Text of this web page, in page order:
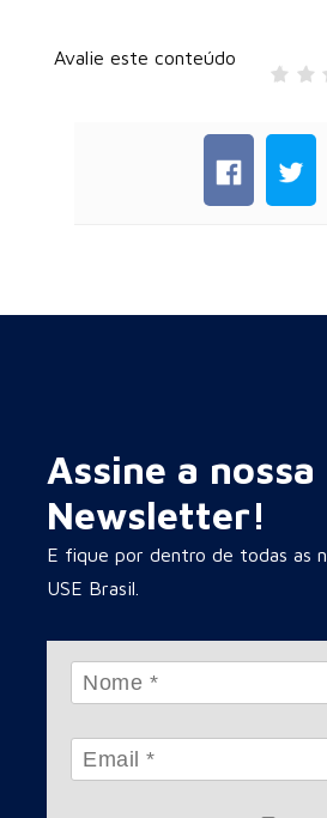
Avalie este conteúdo
Assine a nossa
Newsletter!
E fique por dentro de todas as
USE Brasil.